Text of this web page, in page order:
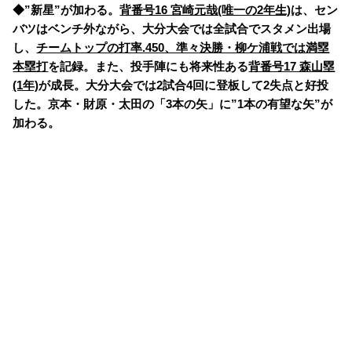
◆”新星”が加わる。背番号16 宮崎元哉(唯一の2年生)は、セン
バツはベンチ外ながら、大分大会では全試合でスタメン出場
し、チームトップの打率.450、準々決勝・柳ケ浦戦では満塁
本塁打を記録。また、投手陣にも将来性ある背番号17 森山塁
(1年)が成長。大分大会では2試合4回に登板して2失点と好投
した。京本・財原・太田の「3本の矢」に”1本の有望な矢”が
加わる。